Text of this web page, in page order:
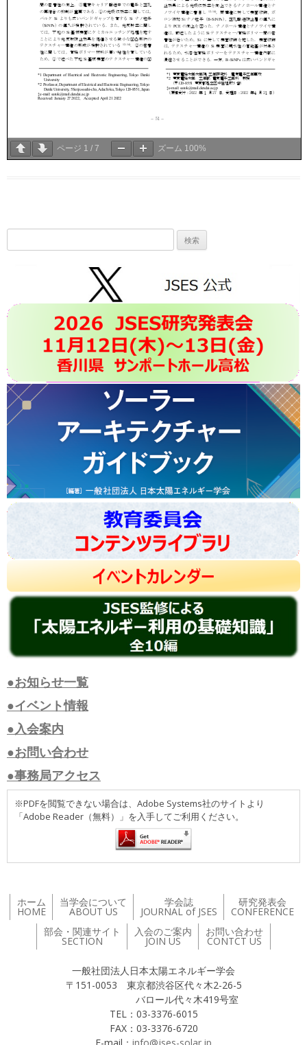
ページ 1 / 7 ズーム 100%
索:
●お知らせ一覧
●イベント情報
●入会案内
●お問い合わせ
●事務局アクセス
※PDFを閲覧できない場合は、Adobe Systems社のサイトより
「Adobe Reader（無料）」を入手してご利用ください。
ホーム
HOME
当学会について
ABOUT US
学会誌
JOURNAL of JSES
研究発表会
CONFERENCE
部会・関連サイト
SECTION
入会のご案内
JOIN US
お問い合わせ
CONTCT US
一般社団法人日本太陽エネルギー学会
〒151-0053 東京都渋谷区代々木2-26-5
バロール代々木419号室
TEL：03-3376-6015
FAX：03-3376-6720
E-mail： info@jses-solar.jp